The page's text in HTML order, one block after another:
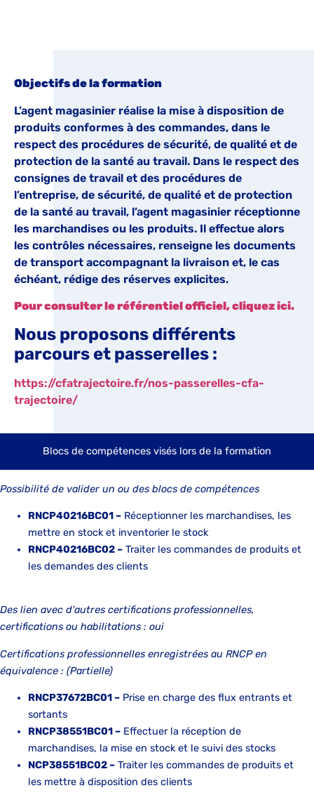
Objectifs de la formation
L’agent magasinier réalise la mise à disposition de
produits conformes à des commandes, dans le
respect des procédures de sécurité, de qualité et de
protection de la santé au travail. Dans le respect des
consignes de travail et des procédures de
l’entreprise, de sécurité, de qualité et de protection
de la santé au travail, l’agent magasinier réceptionne
les marchandises ou les produits. Il effectue alors
les contrôles nécessaires, renseigne les documents
de transport accompagnant la livraison et, le cas
échéant, rédige des réserves explicites.
Pour consulter le référentiel officiel, cliquez ici.
Nous proposons différents
parcours et passerelles :
https://cfatrajectoire.fr/nos-passerelles-cfa-
trajectoire/
Blocs de compétences visés lors de la formation
Possibilité de valider un ou des blocs de compétences
RNCP40216BC01 – Réceptionner les marchandises, les
mettre en stock et inventorier le stock
RNCP40216BC02 – Traiter les commandes de produits et
les demandes des clients
Des lien avec d’autres certifications professionnelles,
certifications ou habilitations : oui
Certifications professionnelles enregistrées au RNCP en
équivalence : (Partielle)
RNCP37672BC01 – Prise en charge des flux entrants et
sortants
RNCP38551BC01 – Effectuer la réception de
marchandises, la mise en stock et le suivi des stocks
NCP38551BC02 – Traiter les commandes de produits et
les mettre à disposition des clients